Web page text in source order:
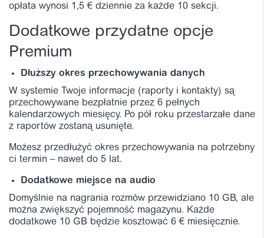
opłata wynosi 1,5 € dziennie za każde 10 sekcji.
Dodatkowe przydatne opcje
Premium
Dłuższy okres przechowywania danych
W systemie Twoje informacje (raporty i kontakty) są
przechowywane bezpłatnie przez 6 pełnych
kalendarzowych miesięcy. Po pół roku przestarzałe dane
z raportów zostaną usunięte.
Możesz przedłużyć okres przechowywania na potrzebny
ci termin – nawet do 5 lat.
Dodatkowe miejsce na audio
Domyślnie na nagrania rozmów przewidziano 10 GB, ale
można zwiększyć pojemność magazynu. Każde
dodatkowe 10 GB będzie kosztować 6 € miesięcznie.